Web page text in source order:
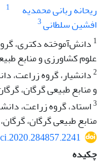
ریحانه ربانی محمدیه
1
افشین سلطانی3
1 دانش‌آموخته دکتری،
علوم کشاورزی و منابع
2دانشیار، گروه زراعت،
و منابع طبیعی گرگان،
3استاد، گروه زراعت،
منابع طبیعی گرگان،
چکیده